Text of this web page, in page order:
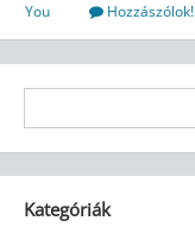
You
Hozzászólok!
Kategóriák